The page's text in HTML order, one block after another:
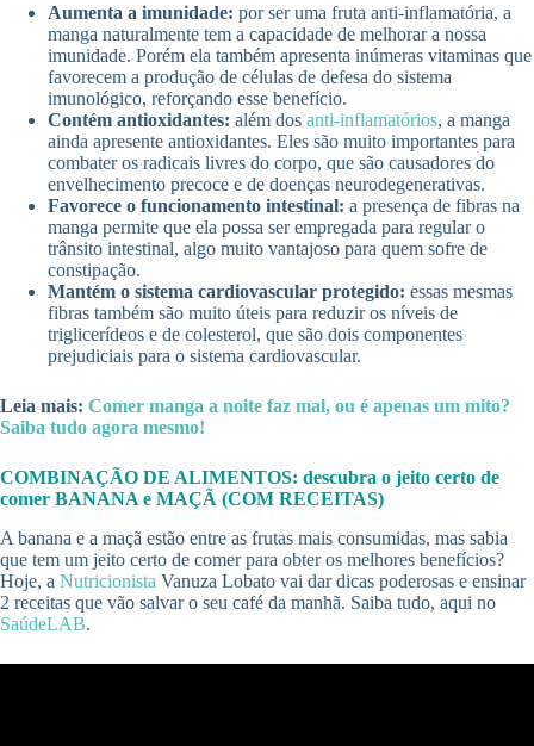
Aumenta a imunidade: por ser uma fruta anti-inflamatória, a
manga naturalmente tem a capacidade de melhorar a nossa
imunidade. Porém ela também apresenta inúmeras vitaminas que
favorecem a produção de células de defesa do sistema
imunológico, reforçando esse benefício.
Contém antioxidantes: além dos anti-inflamatórios, a manga
ainda apresente antioxidantes. Eles são muito importantes para
combater os radicais livres do corpo, que são causadores do
envelhecimento precoce e de doenças neurodegenerativas.
Favorece o funcionamento intestinal: a presença de fibras na
manga permite que ela possa ser empregada para regular o
trânsito intestinal, algo muito vantajoso para quem sofre de
constipação.
Mantém o sistema cardiovascular protegido: essas mesmas
fibras também são muito úteis para reduzir os níveis de
triglicerídeos e de colesterol, que são dois componentes
prejudiciais para o sistema cardiovascular.
Leia mais: Comer manga a noite faz mal, ou é apenas um mito?
Saiba tudo agora mesmo!
COMBINAÇÃO DE ALIMENTOS: descubra o jeito certo de
comer BANANA e MAÇÃ (COM RECEITAS)
A banana e a maçã estão entre as frutas mais consumidas, mas sabia
que tem um jeito certo de comer para obter os melhores benefícios?
Hoje, a Nutricionista Vanuza Lobato vai dar dicas poderosas e ensinar
2 receitas que vão salvar o seu café da manhã. Saiba tudo, aqui no
SaúdeLAB.